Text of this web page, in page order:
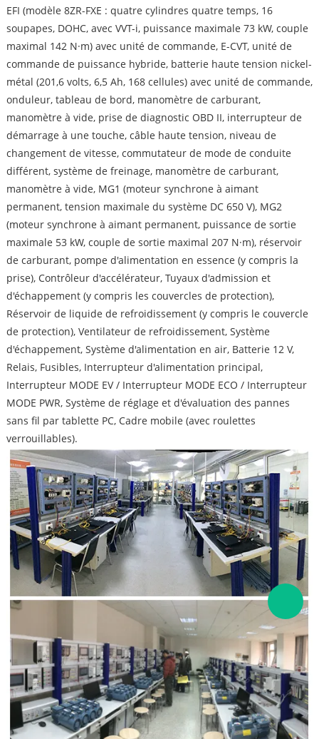
EFI (modèle 8ZR-FXE : quatre cylindres quatre temps, 16
soupapes, DOHC, avec VVT-i, puissance maximale 73 kW, couple
maximal 142 N·m) avec unité de commande, E-CVT, unité de
commande de puissance hybride, batterie haute tension nickel-
métal (201,6 volts, 6,5 Ah, 168 cellules) avec unité de commande,
onduleur, tableau de bord, manomètre de carburant,
manomètre à vide, prise de diagnostic OBD II, interrupteur de
démarrage à une touche, câble haute tension, niveau de
changement de vitesse, commutateur de mode de conduite
différent, système de freinage, manomètre de carburant,
manomètre à vide, MG1 (moteur synchrone à aimant
permanent, tension maximale du système DC 650 V), MG2
(moteur synchrone à aimant permanent, puissance de sortie
maximale 53 kW, couple de sortie maximal 207 N·m), réservoir
de carburant, pompe d'alimentation en essence (y compris la
prise), Contrôleur d'accélérateur, Tuyaux d'admission et
d'échappement (y compris les couvercles de protection),
Réservoir de liquide de refroidissement (y compris le couvercle
de protection), Ventilateur de refroidissement, Système
d'échappement, Système d'alimentation en air, Batterie 12 V,
Relais, Fusibles, Interrupteur d'alimentation principal,
Interrupteur MODE EV / Interrupteur MODE ECO / Interrupteur
MODE PWR, Système de réglage et d'évaluation des pannes
sans fil par tablette PC, Cadre mobile (avec roulettes
verrouillables).